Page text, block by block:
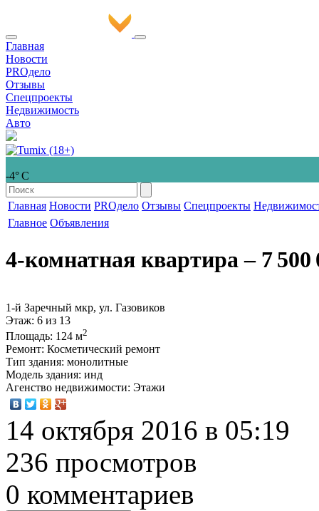
Главная
Новости
PROдело
Отзывы
Спецпроекты
Недвижимость
Авто
-4° С
Главная Новости PROдело Отзывы Спецпроекты
Главное Объявления
4-комнатная квартира‒ 7 500
1-й Заречный мкр, ул. Газовиков
Этаж: 6 из 13
Площадь: 124 м2
Ремонт: Косметический ремонт
Тип здания: монолитные
Модель здания: инд
Агенство недвижимости: Этажи
14 октября 2016 в 05:19
236 просмотров
0 комментариев